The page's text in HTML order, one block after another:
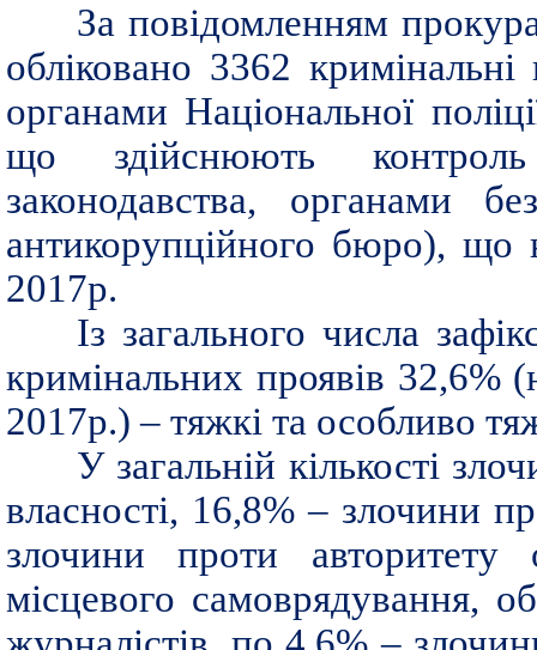
За повідомленням
обліковано 3362
органами Національної
що здійснюють
законодавства, органами
антикорупційного бюро), що
2017р.
Із загального числа
кримінальних проявів 32,6%
2017р.) – тяжкі та особливо
У загальній кількості
власності, 16,8% – злочини
злочини проти авторитету
місцевого самоврядування,